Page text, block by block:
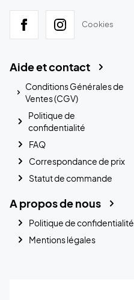
Cookies
Aide et contact
Conditions Générales de
Ventes (CGV)
Politique de
confidentialité
FAQ
Correspondance de prix
Statut de commande
A propos de nous
Politique de confidentialité
Mentions légales